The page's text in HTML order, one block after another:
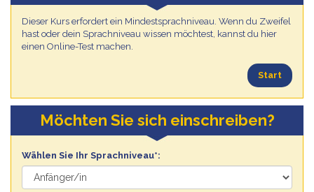
Dieser Kurs erfordert ein Mindestsprachniveau. Wenn du Zweifel
hast oder dein Sprachniveau wissen möchtest, kannst du hier
einen Online-Test machen.
Start
Möchten Sie sich einschreiben?
Wählen Sie Ihr Sprachniveau*: